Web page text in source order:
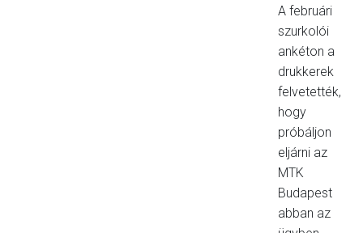
A februári
szurkolói
ankéton a
drukkerek
felvetették,
hogy
próbáljon
eljárni az
MTK
Budapest
abban az